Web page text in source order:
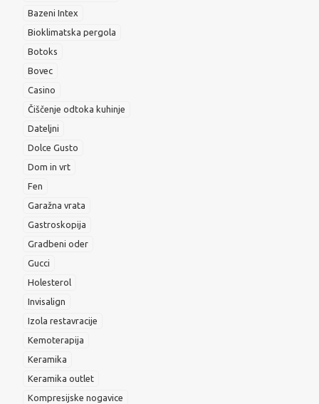
Bazeni Intex
Bioklimatska pergola
Botoks
Bovec
Casino
Čiščenje odtoka kuhinje
Dateljni
Dolce Gusto
Dom in vrt
Fen
Garažna vrata
Gastroskopija
Gradbeni oder
Gucci
Holesterol
Invisalign
Izola restavracije
Kemoterapija
Keramika
Keramika outlet
Kompresijske nogavice